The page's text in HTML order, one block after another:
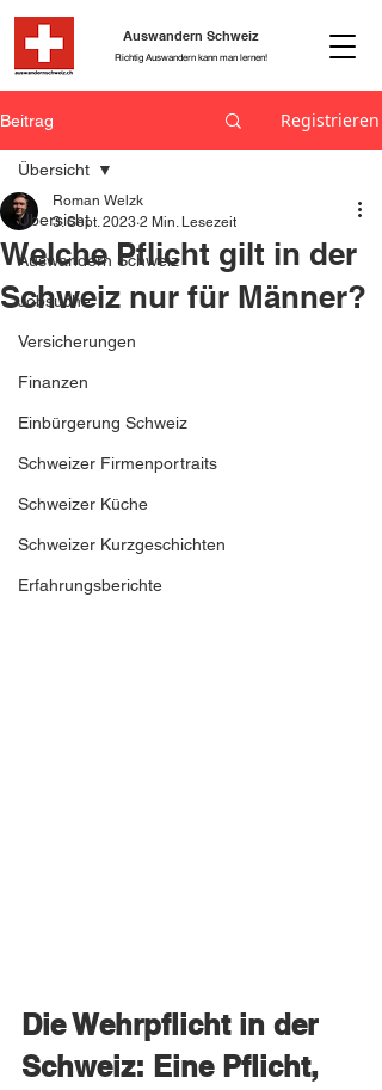
Richtig Auswandern kann man lernen!
Auswandern Schweiz
Beitrag Registrieren
Übersicht
Auswandern Schweiz
Jobsuche
Versicherungen
Finanzen
Einbürgerung Schweiz
Schweizer Firmenportraits
Schweizer Küche
Schweizer Kurzgeschichten
Erfahrungsberichte
Übersicht
Welche Pflicht gilt in der
Schweiz nur für Männer?
Roman Welzk
3. Sept. 2023 2 Min. Lesezeit
Die Wehrpflicht in der
Schweiz: Eine Pflicht,